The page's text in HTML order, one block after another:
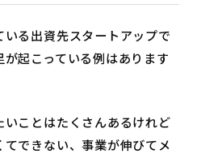
る出資先スタートアップで
起こっている例はあります
ことはたくさんあるけれど
できない、事業が伸びてメ